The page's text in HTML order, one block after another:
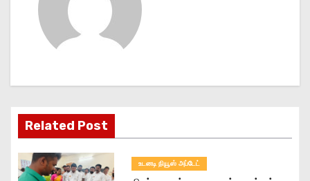
a
t
Related Post
உடனடி நியூஸ் அப்டேட்